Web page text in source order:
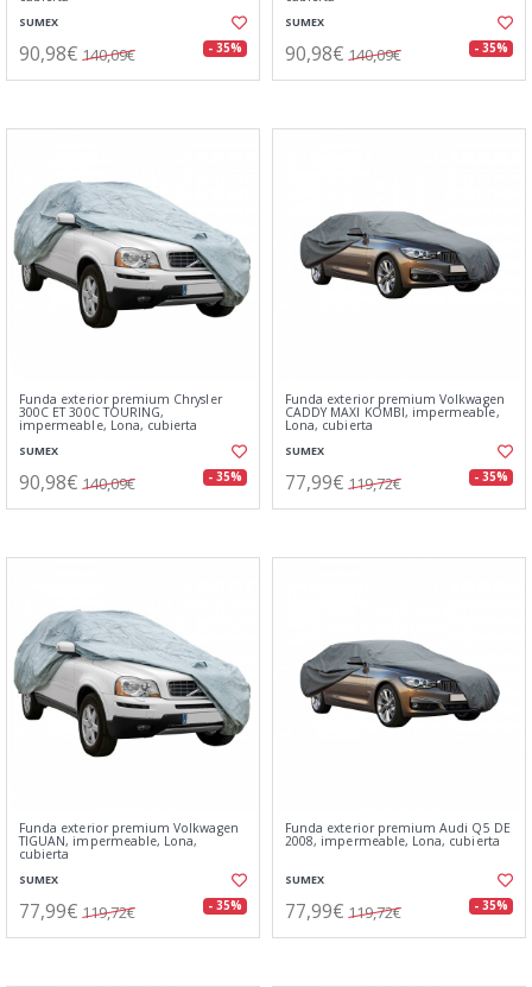
SUMEX
90,98€ 140,09€ - 35%
SUMEX
90,98€ 140,09€ - 35%
Funda exterior premium Chrysler
300C ET 300C TOURING,
impermeable, Lona, cubierta
SUMEX
90,98€ 140,09€ - 35%
Funda exterior premium Volkwagen
CADDY MAXI KOMBI, impermeable,
Lona, cubierta
SUMEX
77,99€ 119,72€ - 35%
Funda exterior premium Volkwagen
TIGUAN, impermeable, Lona,
cubierta
SUMEX
77,99€ 119,72€ - 35%
Funda exterior premium Audi Q5 DE
2008, impermeable, Lona, cubierta
SUMEX
77,99€ 119,72€ - 35%